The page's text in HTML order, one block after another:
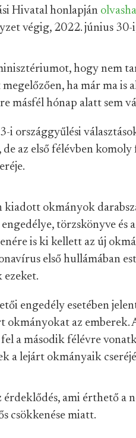
Hivatal honlapján
végig, 2022. június 30-
hogy nem
ha már ma is
másfél hónap alatt sem
országgyűlési
az első félévben
kiadott okmányok
törzskönyve és a
is ki kellett az új
első hullámában
ezeket.
engedély esetében
okmányokat az emberek.
a második félévre
a lejárt okmányaik
ami érthető a
csökkenése miatt.